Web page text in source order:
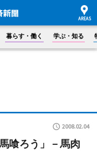
暮らす・働く 学ぶ・知る
2008.02.04
喰ろう」－馬肉